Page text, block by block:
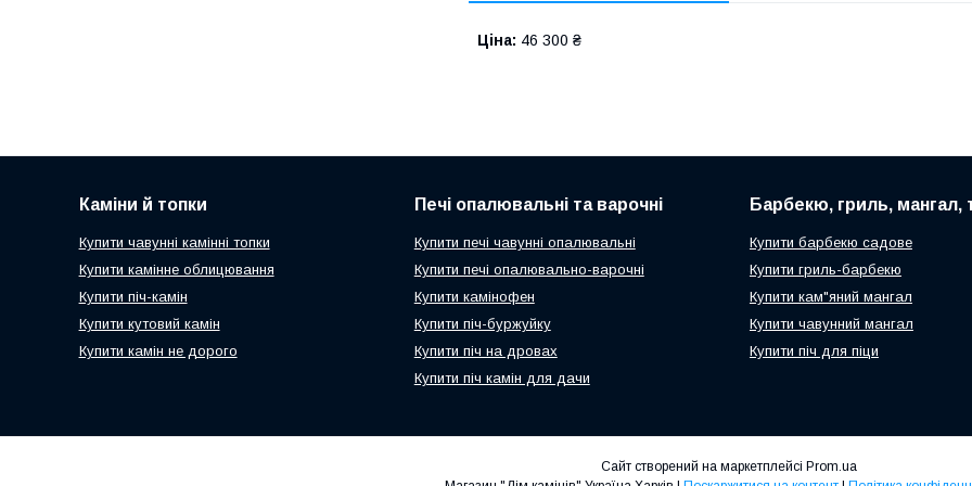
Ціна: 46 300 ₴
Каміни й топки
Купити чавунні камінні топки
Купити камінне облицювання
Купити піч-камін
Купити кутовий камін
Купити камін не дорого
Печі опалювальні та варочні
Купити печі чавунні опалювальні
Купити печі опалювально-варочні
Купити камінофен
Купити піч-буржуйку
Купити піч на дровах
Купити піч камін для дачи
Барбекю, гриль, мангал,
Купити барбекю садове
Купити гриль-барбекю
Купити кам"яний мангал
Купити чавунний мангал
Купити піч для піци
Сайт створений на маркетплейсі Prom.ua